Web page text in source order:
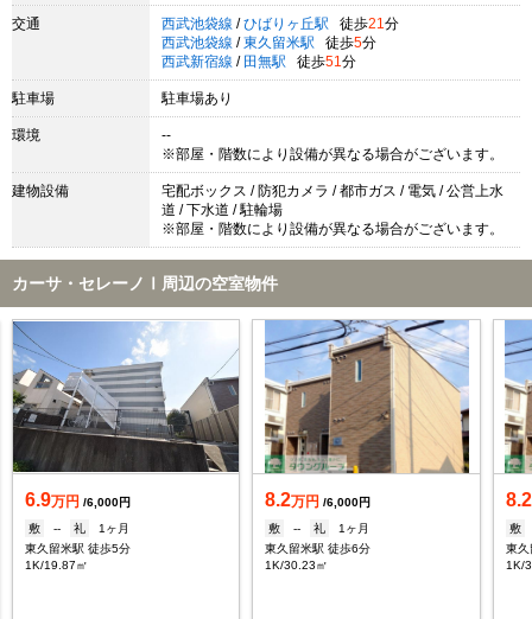
交通 西武池袋線 / ひばりヶ丘駅 徒歩21 分
西武池袋線 / 東久留米駅 徒歩5分
西武新宿線 / 田無駅 徒歩51 分
駐車場 駐車場あり
環境
--
※部屋・階数により設備が異なる場合がございます。
建物設備
宅配ボックス / 防犯カメラ / 都市ガス / 電気 / 公営上水
道 / 下水道 / 駐輪場
※部屋・階数により設備が異なる場合がございます。
カーサ・セレーノⅠ周辺の空室物件
6.9万円 /6,000円
敷
-- 礼
1ヶ月
東久留米駅 徒歩5分
1K/19.87㎡
8.2万円 /6,000円
敷
-- 礼
1ヶ月
東久留米駅 徒歩6分
1K/30.23㎡
8.2
敷
東久
1K/